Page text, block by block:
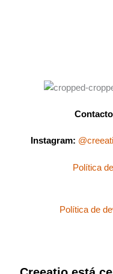
Instagram:
Política
Política de